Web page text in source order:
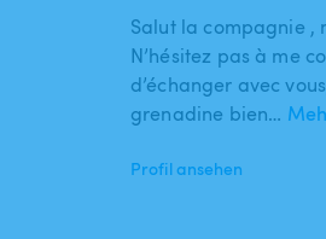
Salut la compagnie ,
N’hésitez pas à me
d’échanger avec
grenadine bien…
Profil ansehen